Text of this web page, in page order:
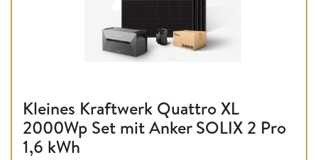
Kleines Kraftwerk Quattro XL
2000Wp Set mit Anker SOLIX 2 Pro
1,6 kWh